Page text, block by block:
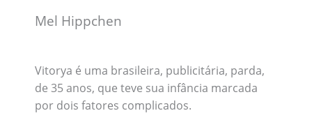
Mel Hippchen
Vitorya é uma brasileira, publicitária, parda,
de 35 anos, que teve sua infância marcada
por dois fatores complicados.